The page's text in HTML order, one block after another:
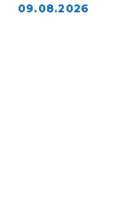
09.08.2026